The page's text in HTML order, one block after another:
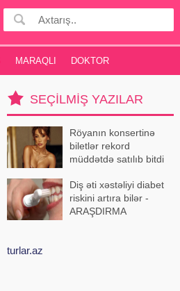
MARAQLI DOKTOR
SEÇILMIŞ YAZILAR
Röyanın konsertinə
biletlər rekord
müddətdə satılıb bitdi
Diş əti xəstəliyi diabet
riskini artıra bilər -
ARAŞDIRMA
turlar.az